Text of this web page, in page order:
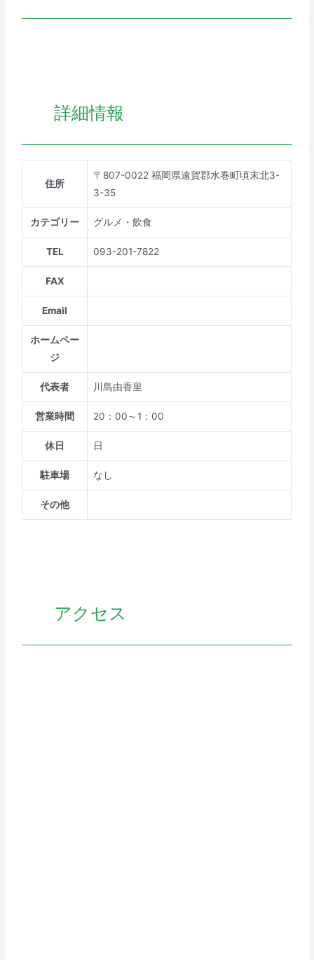
詳細情報
住所
〒807-0022 福岡県遠賀郡水巻町頃末北3-
3-35
カテゴリー グルメ・飲食
TEL 093-201-7822
FAX
Email
ホームペー
ジ
代表者 川島由香里
営業時間 20：00～1：00
休日 日
駐車場 なし
その他
アクセス